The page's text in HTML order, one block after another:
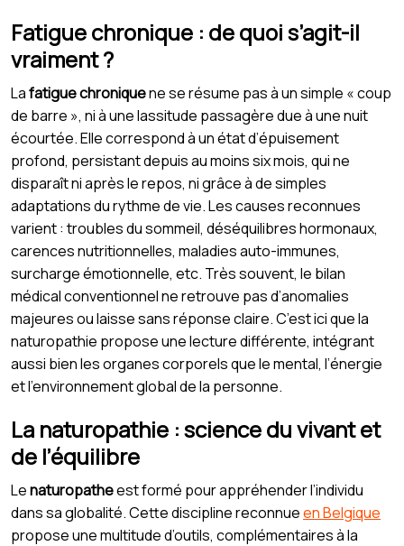
Fatigue chronique : de quoi s’agit-il
vraiment ?
Lafatigue chroniquene se résume pas à un simple « coup
de barre », ni à une lassitude passagère due à une nuit
écourtée. Elle correspond à un état d’épuisement
profond, persistant depuis au moins six mois, qui ne
disparaît ni après le repos, ni grâce à de simples
adaptations du rythme de vie. Les causes reconnues
varient : troubles du sommeil, déséquilibres hormonaux,
carences nutritionnelles, maladies auto-immunes,
surcharge émotionnelle, etc. Très souvent, le bilan
médical conventionnel ne retrouve pas d’anomalies
majeures ou laisse sans réponse claire. C’est ici que la
naturopathie propose une lecture différente, intégrant
aussi bien les organes corporels que le mental, l’énergie
et l’environnement global de la personne.
La naturopathie : science du vivant et
de l’équilibre
Lenaturopatheest formé pour appréhender l’individu
dans sa globalité. Cette discipline reconnueen Belgique
propose une multitude d’outils, complémentaires à la